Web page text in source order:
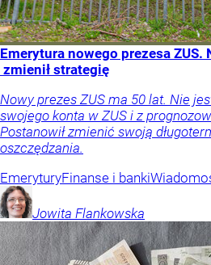
Emerytura nowego prezesa ZUS.
zmienił strategię
Nowy prezes ZUS ma 50 lat. Nie
swojego konta w ZUS i z
Postanowił zmienić swoją
oszczędzania.
EmeryturyFinanse i banki
Jowita Flankowska